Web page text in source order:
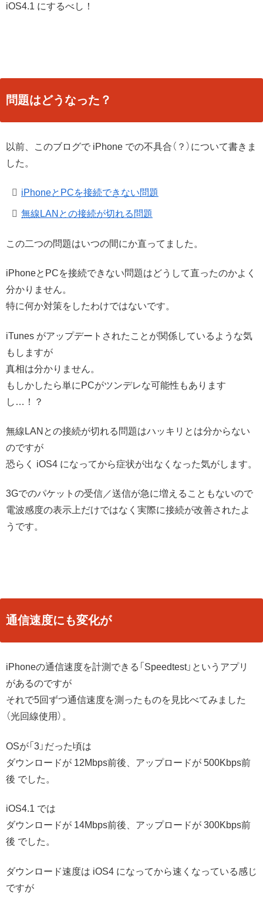
iOS4.1 にするべし！
問題はどうなった？
以前、このブログで iPhone での不具合（？）について書きま
した。
iPhoneとPCを接続できない問題
無線LANとの接続が切れる問題
この二つの問題はいつの間にか直ってました。
iPhoneとPCを接続できない問題はどうして直ったのかよく
分かりません。
特に何か対策をしたわけではないです。
iTunes がアップデートされたことが関係しているような気
もしますが
真相は分かりません。
もしかしたら単にPCがツンデレな可能性もあります
し…！？
無線LANとの接続が切れる問題はハッキリとは分からない
のですが
恐らく iOS4 になってから症状が出なくなった気がします。
3Gでのパケットの受信／送信が急に増えることもないので
電波感度の表示上だけではなく実際に接続が改善されたよ
うです。
通信速度にも変化が
iPhoneの通信速度を計測できる「Speedtest」というアプリ
があるのですが
それで5回ずつ通信速度を測ったものを見比べてみました
（光回線使用）。
OSが「3」だった頃は
ダウンロードが 12Mbps前後、アップロードが 500Kbps前
後 でした。
iOS4.1 では
ダウンロードが 14Mbps前後、アップロードが 300Kbps前
後 でした。
ダウンロード速度は iOS4 になってから速くなっている感じ
ですが